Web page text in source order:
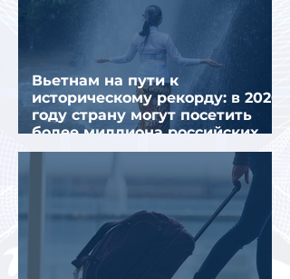
Вьетнам на пути к
историческому рекорду: в 2026
году страну могут посетить
более миллиона российских
туристов